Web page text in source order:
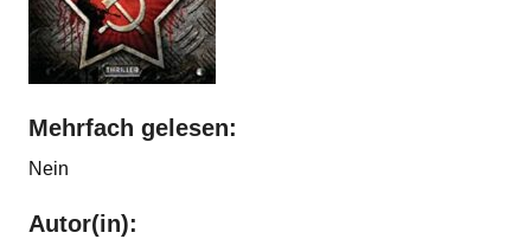
Mehrfach gelesen:
Nein
Autor(in):